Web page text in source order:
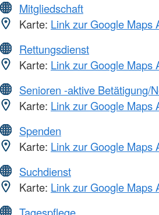
Mitgliedschaft
Karte: Link zur Google Maps
Rettungsdienst
Karte: Link zur Google Maps
Senioren -aktive Betätigung/
Karte: Link zur Google Maps
Spenden
Karte: Link zur Google Maps
Suchdienst
Karte: Link zur Google Maps